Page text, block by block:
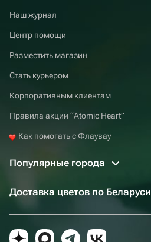
Наш журнал
Центр помощи
Разместить магазин
Стать курьером
Корпоративным клиентам
Правила акции “Atomic Heart”
Как помогать с Флаувау
Популярные города
Доставка цветов по Беларуси